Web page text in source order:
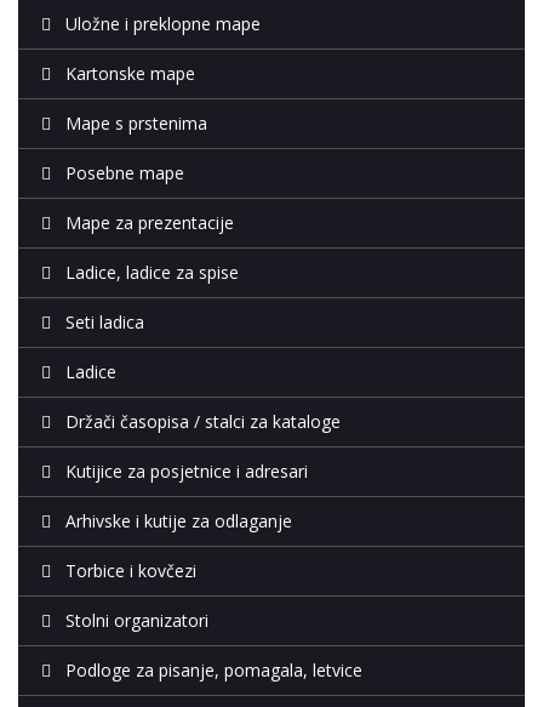
Uložne i preklopne mape
Kartonske mape
Mape s prstenima
Posebne mape
Mape za prezentacije
Ladice, ladice za spise
Seti ladica
Ladice
Držači časopisa / stalci za kataloge
Kutijice za posjetnice i adresari
Arhivske i kutije za odlaganje
Torbice i kovčezi
Stolni organizatori
Podloge za pisanje, pomagala, letvice